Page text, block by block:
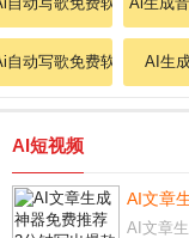
自动写歌免费软件 AI生
攻略_
AI短视频
AI文章
AI文章